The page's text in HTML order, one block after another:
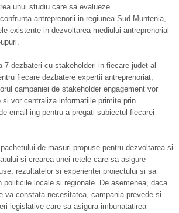
unui studiu care sa evalueze
antreprenorii in regiunea Sud Muntenia,
existente in dezvoltarea mediului antreprenorial
7 dezbateri cu stakeholderi in fiecare judet al
fiecare dezbatere expertii antreprenoriat,
campaniei de stakeholder engagement vor
vor centraliza informatiile primite prin
email-ing pentru a pregati subiectul fiecarei
de masuri propuse pentru dezvoltarea si
si crearea unei retele care sa asigure
rezultatelor si experientei proiectului si sa
politicile locale si regionale. De asemenea, daca
va constata necesitatea, campania prevede si
legislative care sa asigura imbunatatirea